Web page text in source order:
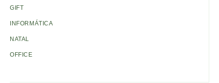
GIFT
INFORMÁTICA
NATAL
OFFICE